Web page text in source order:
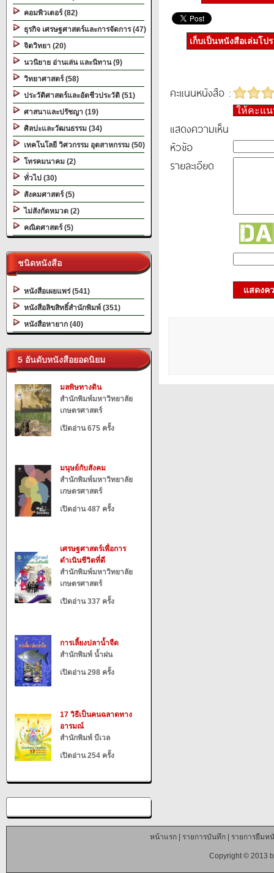
คอมพิวเตอร์ (82)
ธุรกิจ เศรษฐศาสตร์และการจัดการ (47)
จิตวิทยา (20)
นวนิยาย อ่านเล่น และนิทาน (9)
วิทยาศาสตร์ (58)
ประวัติศาสตร์และอัตชีวประวัติ (51)
ศาสนาและปรัชญา (19)
ศิลปะและวัฒนธรรม (34)
เทคโนโลยี วิศวกรรม อุตสาหกรรม (50)
โทรคมนาคม (2)
ทั่วไป (30)
สังคมศาสตร์ (5)
ไม่สังกัดหมวด (2)
คณิตศาสตร์ (5)
ชนิดหนังสือ
หนังสือเผยแพร่ (541)
หนังสือลิขสิทธิ์สำนักพิมพ์ (351)
หนังสือหายาก (40)
5 อันดับหนังสือยอดนิยม
มลพิษทางดิน
สำนักพิมพ์มหาวิทยาลัย
เกษตรศาสตร์
เปิดอ่าน 675 ครั้ง
มนุษย์กับสังคม
สำนักพิมพ์มหาวิทยาลัย
เกษตรศาสตร์
เปิดอ่าน 487 ครั้ง
เศรษฐศาสตร์เพื่อการ
ดำเนินชีวิตที่ดี
สำนักพิมพ์มหาวิทยาลัย
เกษตรศาสตร์
เปิดอ่าน 337 ครั้ง
การเลี้ยงปลาน้ำจืด
สำนักพิมพ์ น้ำฝน
เปิดอ่าน 298 ครั้ง
17 วิธีเป็นคนฉลาดทาง
อารมณ์
สำนักพิมพ์ บีเวล
เปิดอ่าน 254 ครั้ง
เก็บเป็นหนังสือเล่มโป
คะแนนหนังสือ :
ให้คะแ
แสดงความเห็น
หัวข้อ
รายละเอียด
แสดงค
หน้าแรก| รายการบันทึก| รายการยืมห
Copyright © 2013